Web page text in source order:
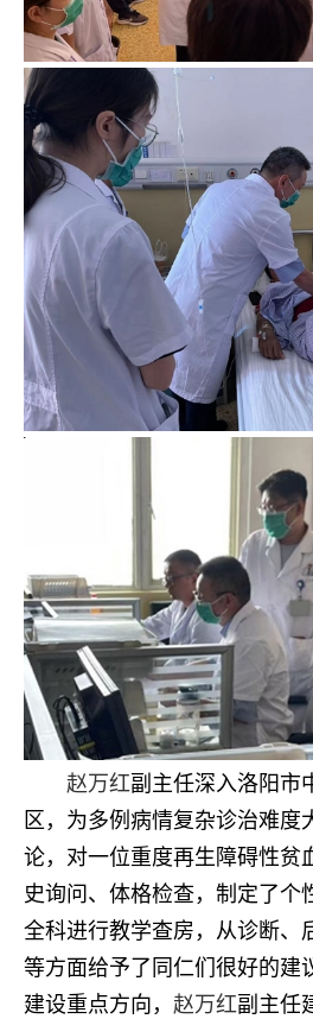
赵万红副主任深入洛阳市
区，为多例病情复杂诊治难度
论，对一位重度再生障碍性贫
史询问、体格检查，制定了个
全科进行教学查房，从诊断、
等方面给予了同仁们很好的建
建设重点方向， 赵万红副主任